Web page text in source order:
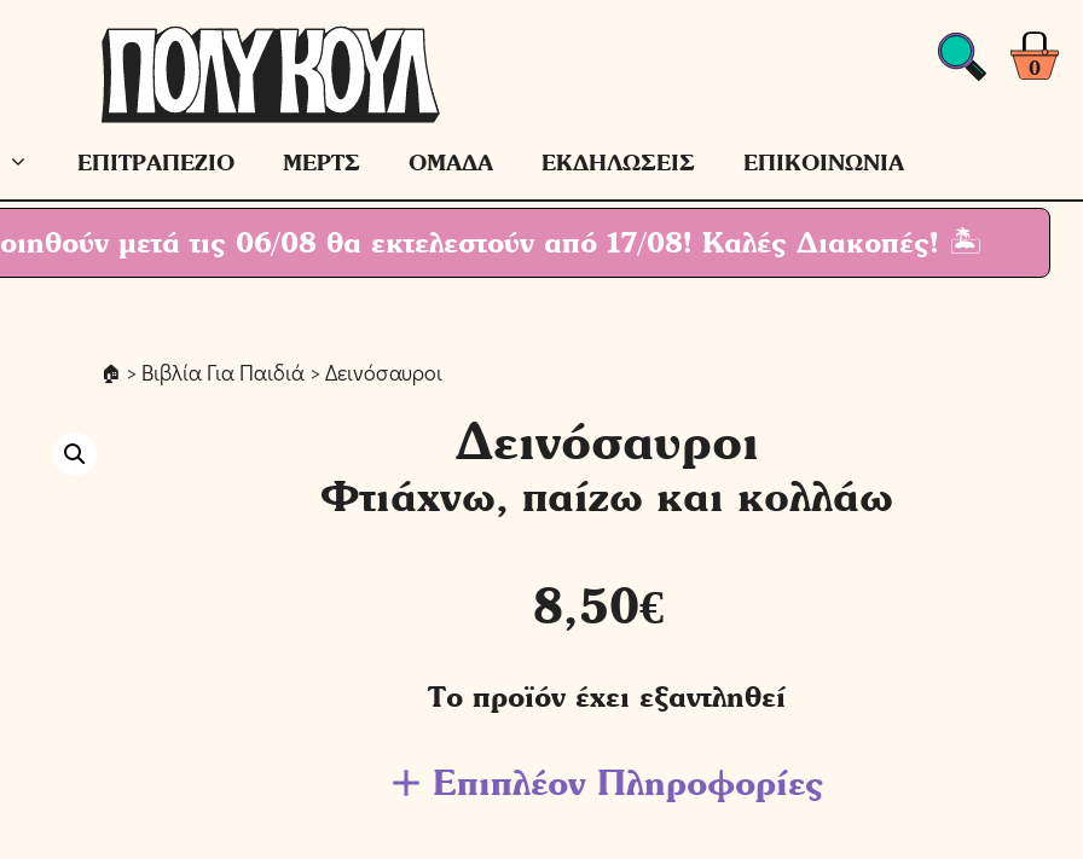
0
ΕΠΙΤΡΑΠΕΖΙΟ ΜΕΡΤΣ ΟΜΑΔΑ ΕΚΔΗΛΩΣΕΙΣ ΕΠΙΚΟΙΝΩΝΙΑ
μετά τις 06/08 θα εκτελεστούν από 17/08! Καλές Διακοπές! 🏝
> Βιβλία Για Παιδιά> Δεινόσαυροι
Δεινόσαυροι
Φτιάχνω, παίζω και κολλάω
8,50€
Το προϊόν έχει εξαντληθεί
Επιπλέον Πληροφορίες